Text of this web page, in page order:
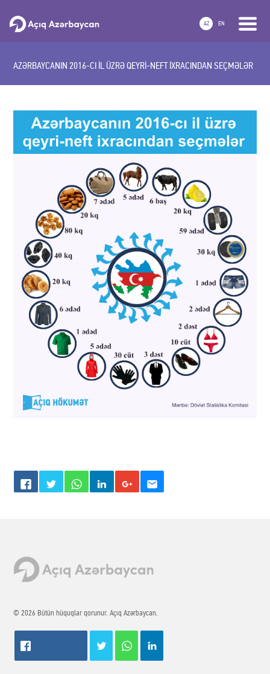
AZ EN
AZƏRBAYCANIN 2016-CI İL ÜZRƏ QEYRİ-NEFT İXRACINDAN SEÇMƏLƏR
© 2026 Bütün hüquqlar qorunur. Açıq Azərbaycan.